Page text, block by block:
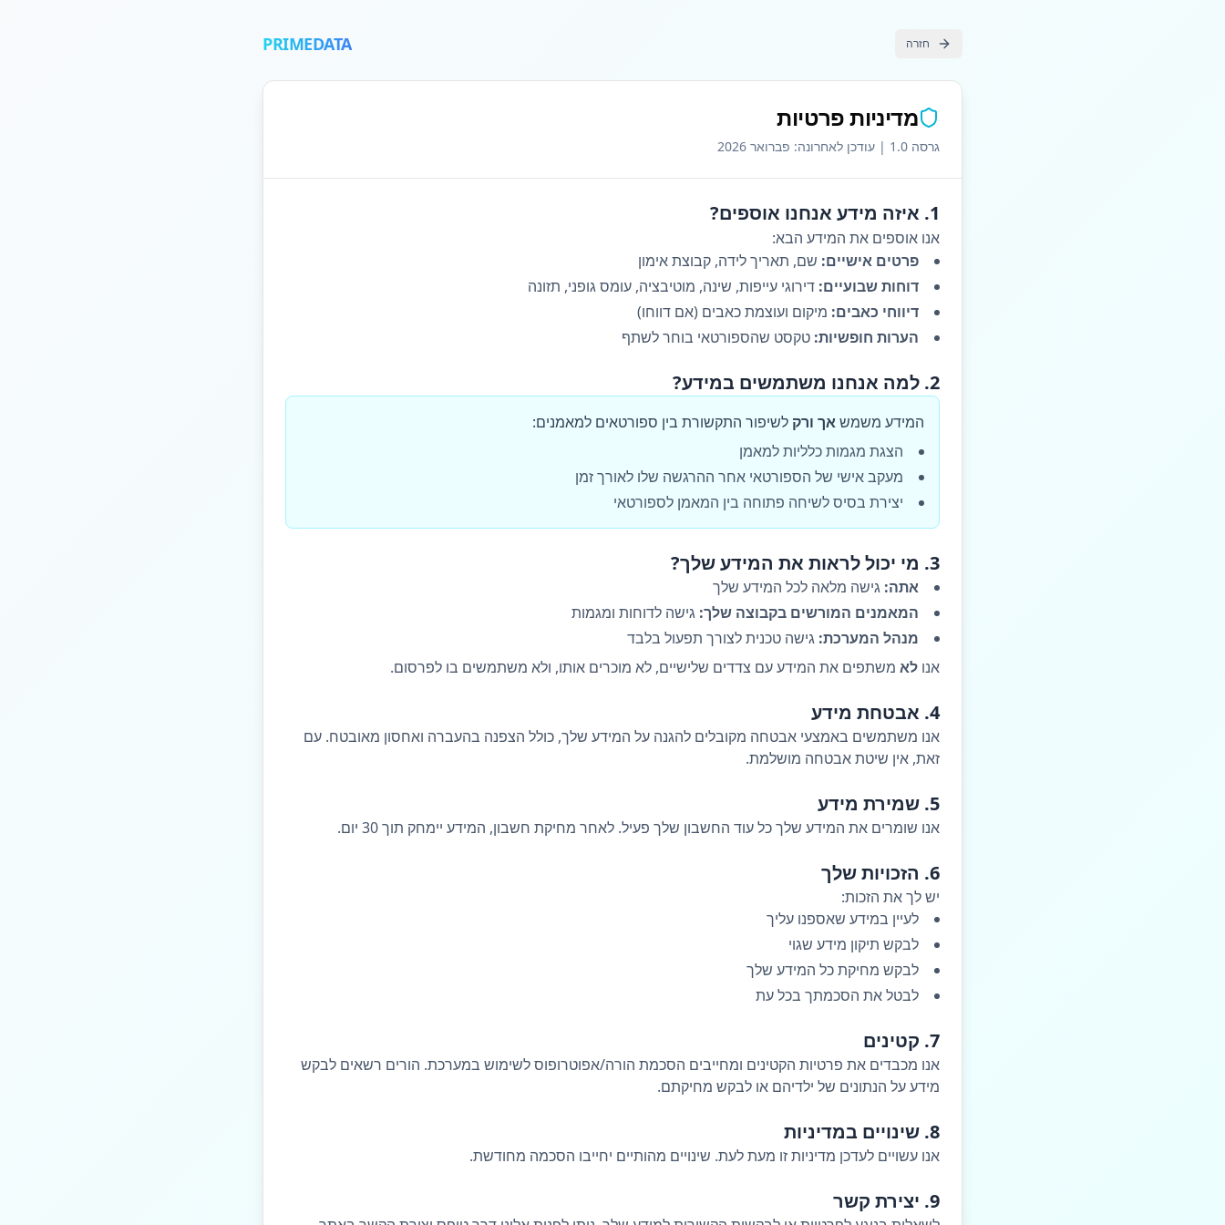
חזרה PRIMEDATA
מדיניות פרטיות
גרסה 1.0 | עודכן לאחרונה: פברואר 2026
1. איזה מידע אנחנו אוספים?
אנו אוספים את המידע הבא:
פרטים אישיים: שם, תאריך לידה, קבוצת אימון
דוחות שבועיים: דירוגי עייפות, שינה, מוטיבציה, עומס גופני, תזונה
דיווחי כאבים: מיקום ועוצמת כאבים (אם דווחו)
הערות חופשיות: טקסט שהספורטאי בוחר לשתף
2. למה אנחנו משתמשים במידע?
המידע משמשאך ורק לשיפור התקשורת בין ספורטאים למאמנים:
הצגת מגמות כלליות למאמן
מעקב אישי של הספורטאי אחר ההרגשה שלו לאורך זמן
יצירת בסיס לשיחה פתוחה בין המאמן לספורטאי
3. מי יכול לראות את המידע שלך?
אתה: גישה מלאה לכל המידע שלך
המאמנים המורשים בקבוצה שלך: גישה לדוחות ומגמות
מנהל המערכת: גישה טכנית לצורך תפעול בלבד
אנו לא משתפים את המידע עם צדדים שלישיים, לא מוכרים אותו, ולא משתמשים בו לפרסום.
4. אבטחת מידע
אנו משתמשים באמצעי אבטחה מקובלים להגנה על המידע שלך, כולל הצפנה בהעברה ואחסון מאובטח. עם
זאת, אין שיטת אבטחה מושלמת.
5. שמירת מידע
אנו שומרים את המידע שלך כל עוד החשבון שלך פעיל. לאחר מחיקת חשבון, המידע יימחק תוך 30 יום.
6. הזכויות שלך
יש לך את הזכות:
לעיין במידע שאספנו עליך
לבקש תיקון מידע שגוי
לבקש מחיקת כל המידע שלך
לבטל את הסכמתך בכל עת
7. קטינים
אנו מכבדים את פרטיות הקטינים ומחייבים הסכמת הורה/אפוטרופוס לשימוש במערכת. הורים רשאים לבקש
מידע על הנתונים של ילדיהם או לבקש מחיקתם.
8. שינויים במדיניות
אנו עשויים לעדכן מדיניות זו מעת לעת. שינויים מהותיים יחייבו הסכמה מחודשת.
9. יצירת קשר